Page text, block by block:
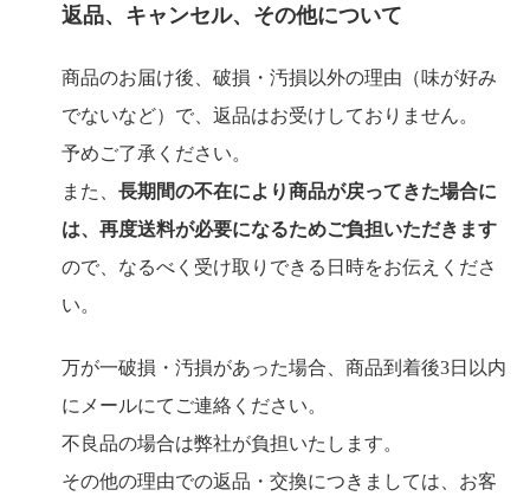
返品、キャンセル、その他について
商品のお届け後、破損・汚損以外の理由（味が好み
でないなど）で、返品はお受けしておりません。
予めご了承ください。
また、長期間の不在により商品が戻ってきた場合に
は、再度送料が必要になるためご負担いただきます
ので、なるべく受け取りできる日時をお伝えくださ
い。
万が一破損・汚損があった場合、商品到着後3日以内
にメールにてご連絡ください。
不良品の場合は弊社が負担いたします。
その他の理由での返品・交換につきましては、お客